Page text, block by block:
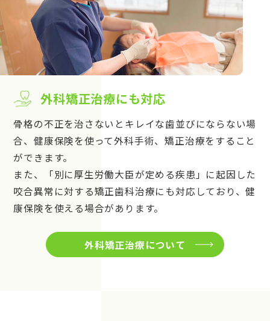
外科矯正治療にも対応
骨格の不正を治さないとキレイな歯並びにならない場
合、健康保険を使って外科手術、矯正治療をすること
ができます。
また、「別に厚生労働大臣が定める疾患」に起因した
咬合異常に対する矯正歯科治療にも対応しており、健
康保険を使える場合があります。
外科矯正治療について